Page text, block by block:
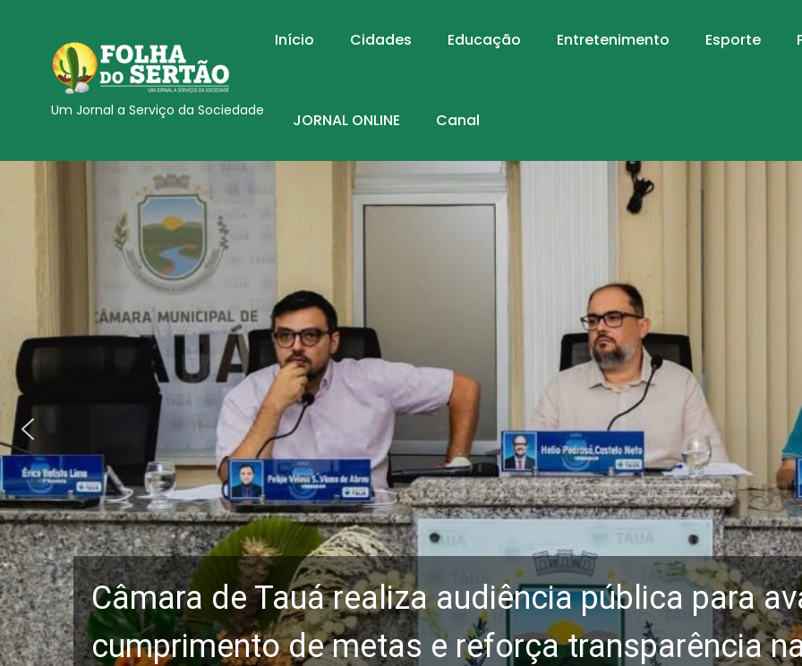
Um Jornal a Serviço da Sociedade
Início Cidades Educação Entretenimento Esporte
JORNAL ONLINE Canal
Câmara de Tauá realiza audiência pública para
cumprimento de metas e reforça transparência